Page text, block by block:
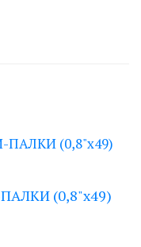
(0,8"х49)